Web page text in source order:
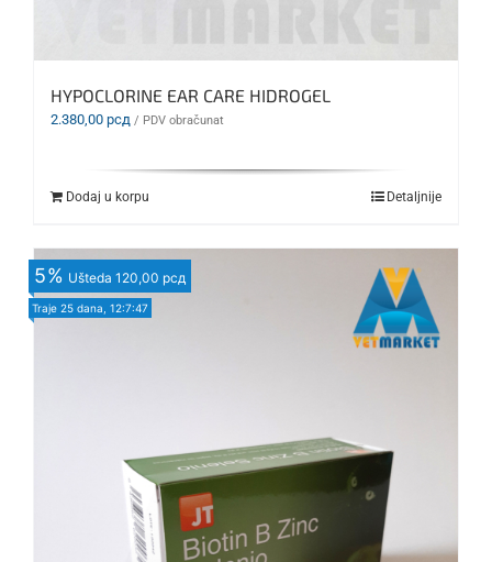
HYPOCLORINE EAR CARE HIDROGEL
2.380,00 рсд / PDV obračunat
Dodaj u korpu Detaljnije
5% Ušteda 120,00 рсд
Traje 25 dana, 12:7:46